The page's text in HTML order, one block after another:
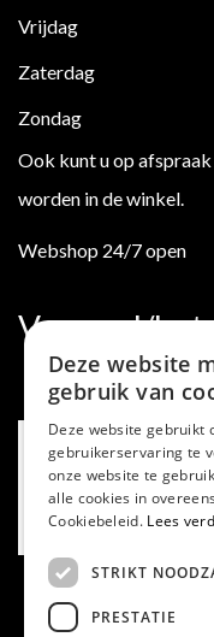
Vrijdag
Zaterdag
Zondag
Ook kunt u op
worden in de winkel.
Webshop 24/7 open
Verzend/
Deze website
gebruik van
Deze website gebruikt
gebruikerservaring te
onze website te
alle cookies in
Cookiebeleid. Lees
STRIKT
PRESTATIE